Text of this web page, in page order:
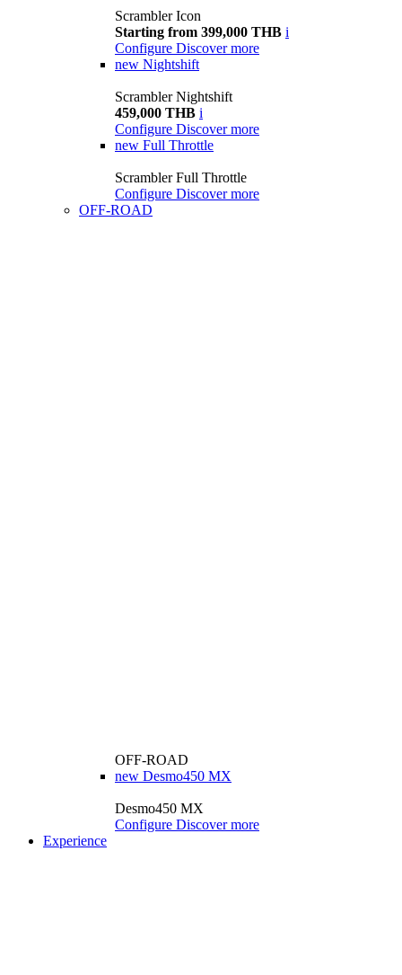
Scrambler Icon
Starting from 399,000 THB i
Configure Discover more
new Nightshift
Scrambler Nightshift
459,000 THB i
Configure Discover more
new Full Throttle
Scrambler Full Throttle
Configure Discover more
OFF-ROAD
OFF-ROAD
new Desmo450 MX
Desmo450 MX
Configure Discover more
Experience